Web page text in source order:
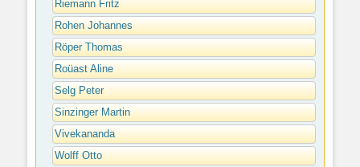
Riemann Fritz
Rohen Johannes
Röper Thomas
Roüast Aline
Selg Peter
Sinzinger Martin
Vivekananda
Wolff Otto